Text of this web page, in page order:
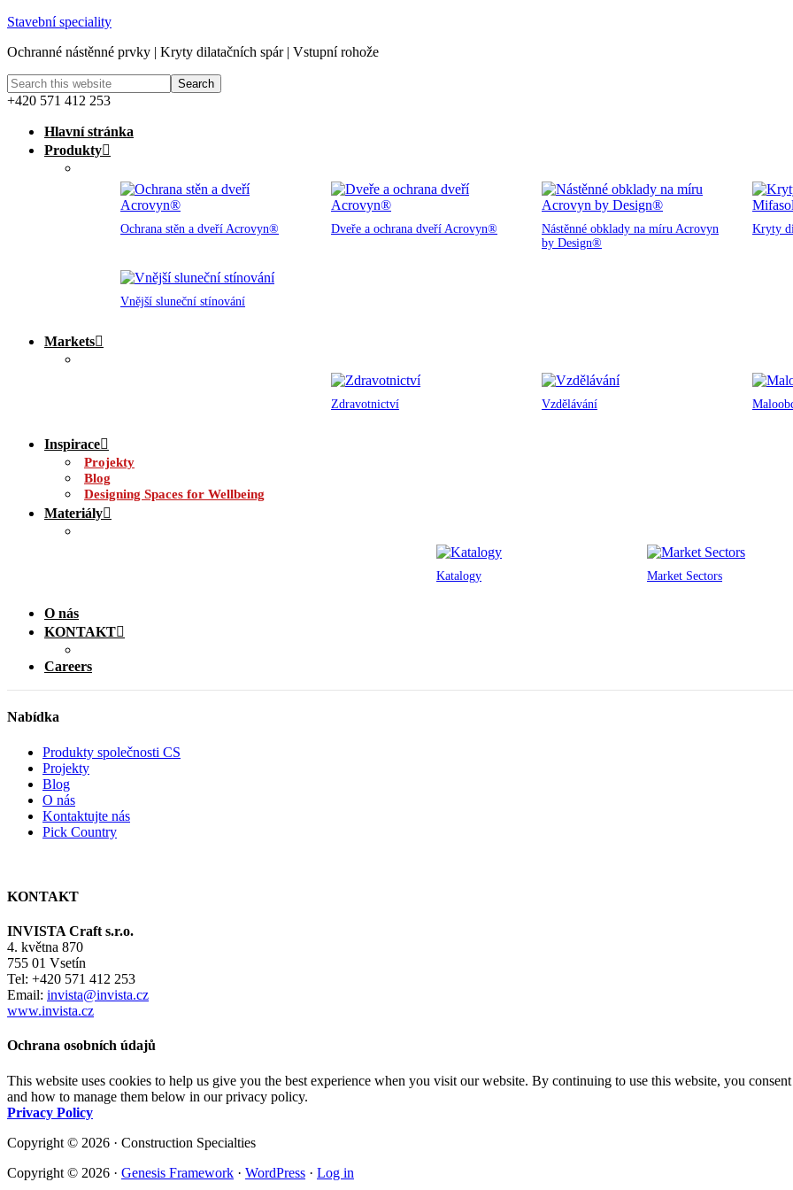
Stavební speciality
Ochranné nástěnné prvky | Kryty dilatačních spár | Vstupní rohože
+420 571 412 253
Hlavní stránka
Produkty
Ochrana stěn a dveří Acrovyn® Dveře a ochrana dveří Acrovyn®
Nástěnné obklady na míru Acrovyn
by Design®
Kryty
Vnější sluneční stínování
Markets
Zdravotnictví Vzdělávání
Inspirace
Projekty
Blog
Designing Spaces for Wellbeing
Materiály
Katalogy Market Sectors
O nás
KONTAKT
Careers
Nabídka
Produkty společnosti CS
Projekty
Blog
O nás
Kontaktujte nás
Pick Country
KONTAKT
INVISTA Craft s.r.o.
4. května 870
755 01 Vsetín
Tel: +420 571 412 253
Email: invista@invista.cz
www.invista.cz
Ochrana osobních údajů
This website uses cookies to help us give you the best experience when you visit our website. By continuing to use this website, you
and how to manage them below in our privacy policy.
Privacy Policy
Copyright © 2026 · Construction Specialties
Copyright © 2026 · Genesis Framework · WordPress · Log in